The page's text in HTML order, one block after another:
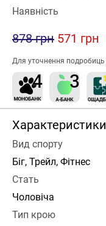
Наявність
878 грн 571 грн
Для уточнення подробиць
Характеристики
Вид спорту
Біг, Трейл, Фітнес
Стать
Чоловіча
Тип крою